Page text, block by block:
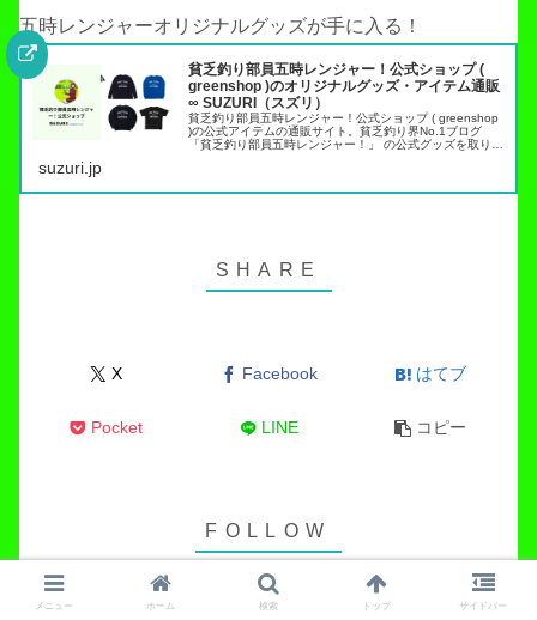
五時レンジャーオリジナルグッズが手に入る！
貧乏釣り部員五時レンジャー！公式ショップ (
greenshop )のオリジナルグッズ・アイテム通販
∞ SUZURI（スズリ）
貧乏釣り部員五時レンジャー！公式ショップ ( greenshop
)の公式アイテムの通販サイト。貧乏釣り界No.1ブログ
「貧乏釣り部員五時レンジャー！」 の公式グッズを取り扱
suzuri.jp
X Facebook はてブ
Pocket LINE コピー
メニュー ホーム 検索 トップ サイドバー